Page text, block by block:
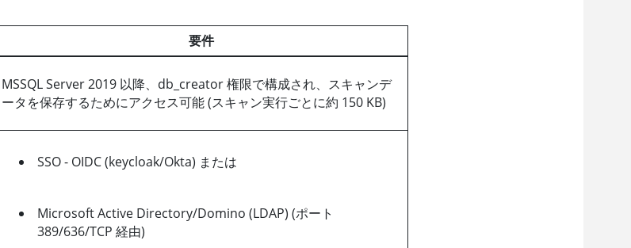
要件
MSSQL Server 2019 以降、db_creator 権限で構成され、スキャンデ
ータを保存するためにアクセス可能 (スキャン実行ごとに約 150 KB)
SSO - OIDC (keycloak/Okta) または
Microsoft Active Directory/Domino (LDAP) (ポート
389/636/TCP 経由)